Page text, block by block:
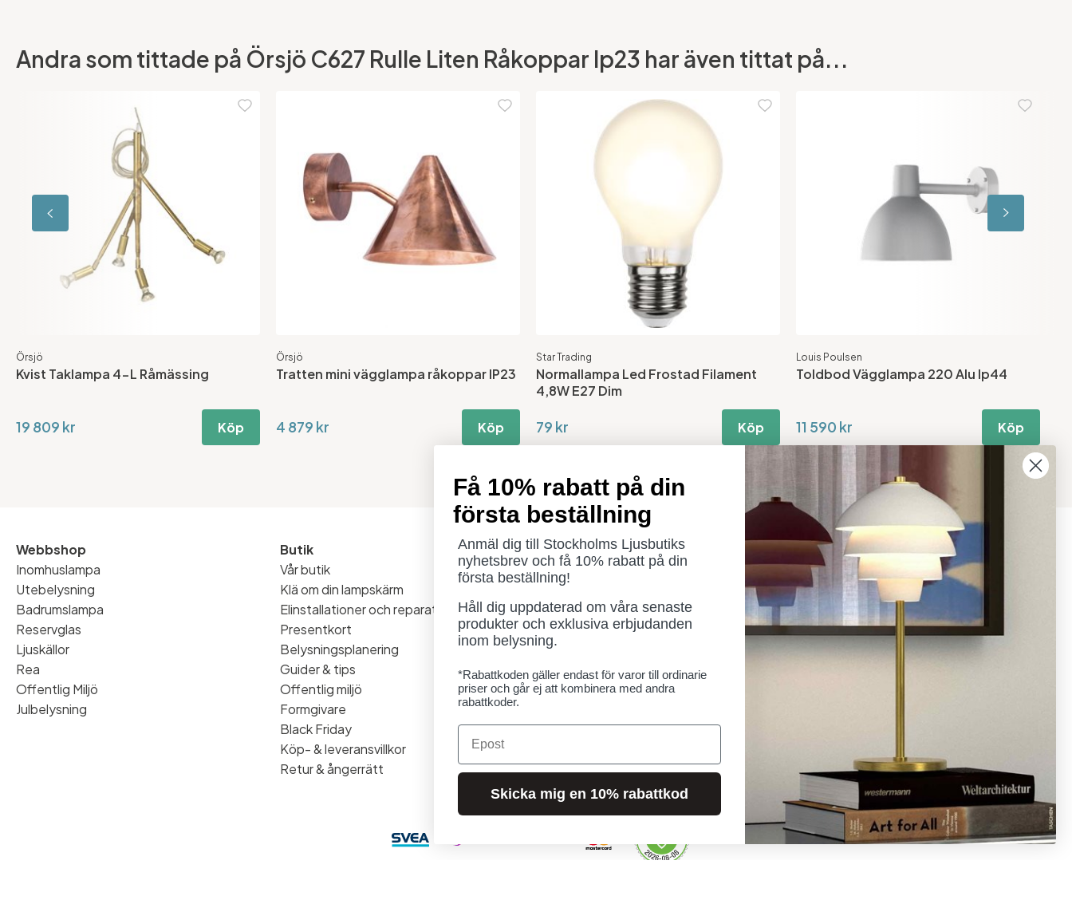
Andra som tittade på Örsjö C627 Rulle Liten Råkoppar Ip23 har även tittat på...
Örsjö
Kvist Taklampa 4-L Råmässing
19 809 kr Köp
Örsjö
Tratten mini vägglampa råkoppar IP23
4 879 kr Köp
Star Trading
Normallampa Led Frostad Filament
4,8W E27 Dim
79 kr Köp
Louis Poulsen
Toldbod Vägglampa 220 Alu Ip44
11 590 kr Köp
Webbshop
Inomhuslampa
Utebelysning
Badrumslampa
Reservglas
Ljuskällor
Rea
Offentlig Miljö
Julbelysning
Butik
Vår butik
Klä om din lampskärm
Elinstallationer och reparationer
Presentkort
Belysningsplanering
Guider & tips
Offentlig miljö
Formgivare
Black Friday
Köp- & leveransvillkor
Retur & ångerrätt
Öppettider
Måndag - Torsdag: 11-18
Fredag - Lördag: 11-16
Söndag: Stängt
Lördag 1/8 stängt
08 - 654 29 00
info@ljusbutik.se
Fler kontaktuppgifter »
Adress:Kungsholmsgatan 6, 112 27
Stockholm
Få 10% rabatt på din
första beställning
Anmäl dig till Stockholms Ljusbutiks
nyhetsbrev och få 10% rabatt på din
första beställning!
Håll dig uppdaterad om våra senaste
produkter och exklusiva erbjudanden
inom belysning.
*Rabattkoden gäller endast för varor till ordinarie
priser och går ej att kombinera med andra
rabattkoder.
Email
Skicka mig en 10% rabattkod